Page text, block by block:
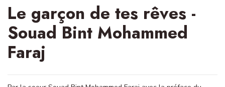
Le garçon de tes rêves -
Souad Bint Mohammed
Faraj